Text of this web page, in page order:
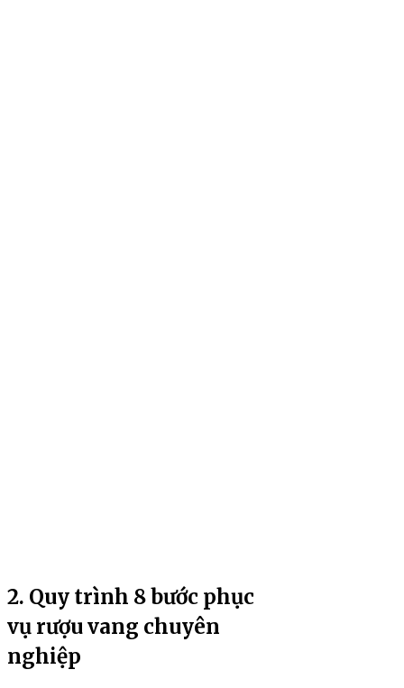
2. Quy trình 8 bước phục
vụ rượu vang chuyên
nghiệp